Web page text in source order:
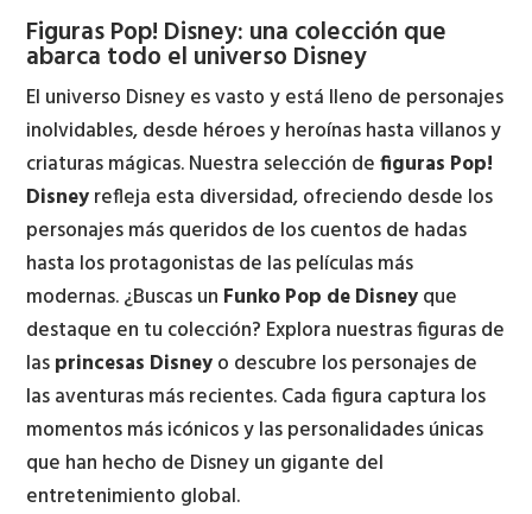
Figuras Pop! Disney: una colección que
abarca todo el universo Disney
El universo Disney es vasto y está lleno de personajes
inolvidables, desde héroes y heroínas hasta villanos y
criaturas mágicas. Nuestra selección defiguras Pop!
Disneyrefleja esta diversidad, ofreciendo desde los
personajes más queridos de los cuentos de hadas
hasta los protagonistas de las películas más
modernas. ¿Buscas un Funko Pop de Disneyque
destaque en tu colección? Explora nuestras figuras de
lasprincesas Disneyo descubre los personajes de
las aventuras más recientes. Cada figura captura los
momentos más icónicos y las personalidades únicas
que han hecho de Disney un gigante del
entretenimiento global.